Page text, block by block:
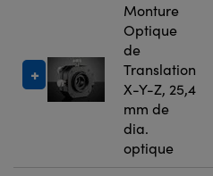
Monture
Optique
de
Translation
X-Y-Z, 25,4
mm de
dia.
optique